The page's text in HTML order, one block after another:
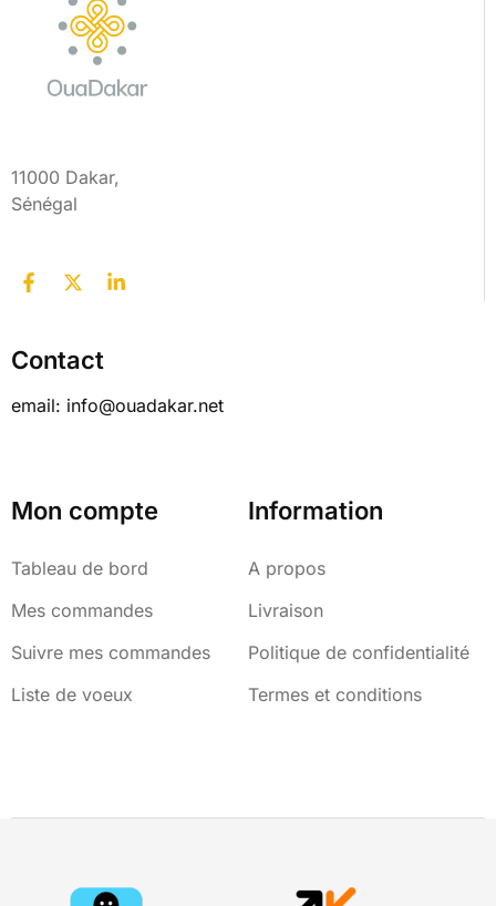
11000 Dakar,
Sénégal
Contact
email: info@ouadakar.net
Mon compte
Tableau de bord
Mes commandes
Suivre mes commandes
Liste de voeux
Information
A propos
Livraison
Politique de confidentialité
Termes et conditions